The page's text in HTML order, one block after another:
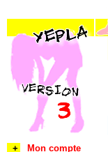
+ Mon compte